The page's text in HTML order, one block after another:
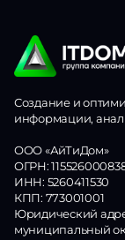
Создание и
информации,
ООО «АйТиДом»
ОГРН:
ИНН: 5260411530
КПП: 773001001
Юридический
муниципальный